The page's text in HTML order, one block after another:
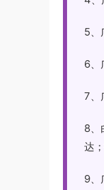
5、
6、
7、
8、
达
9、